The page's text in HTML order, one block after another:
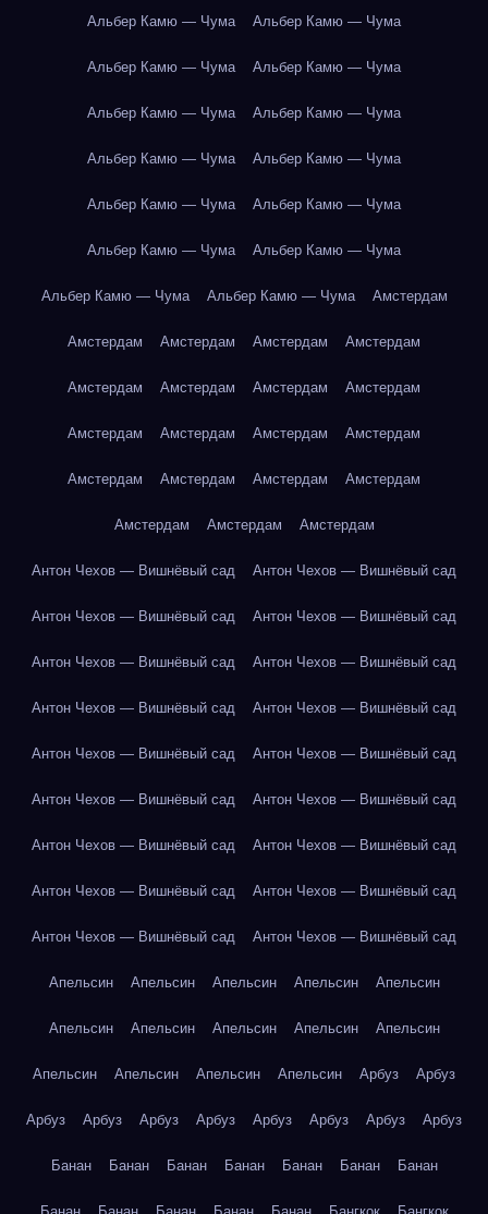
Альбер Камю — Чума Альбер Камю — Чума
Альбер Камю — Чума Альбер Камю — Чума
Альбер Камю — Чума Альбер Камю — Чума
Альбер Камю — Чума Альбер Камю — Чума
Альбер Камю — Чума Альбер Камю — Чума
Альбер Камю — Чума Альбер Камю — Чума
Альбер Камю — Чума Альбер Камю — Чума Амстердам
Амстердам Амстердам Амстердам Амстердам
Амстердам Амстердам Амстердам Амстердам
Амстердам Амстердам Амстердам Амстердам
Амстердам Амстердам Амстердам Амстердам
Амстердам Амстердам Амстердам
Антон Чехов — Вишнёвый сад Антон Чехов — Вишнёвый сад
Антон Чехов — Вишнёвый сад Антон Чехов — Вишнёвый сад
Антон Чехов — Вишнёвый сад Антон Чехов — Вишнёвый сад
Антон Чехов — Вишнёвый сад Антон Чехов — Вишнёвый сад
Антон Чехов — Вишнёвый сад Антон Чехов — Вишнёвый сад
Антон Чехов — Вишнёвый сад Антон Чехов — Вишнёвый сад
Антон Чехов — Вишнёвый сад Антон Чехов — Вишнёвый сад
Антон Чехов — Вишнёвый сад Антон Чехов — Вишнёвый сад
Антон Чехов — Вишнёвый сад Антон Чехов — Вишнёвый сад
Апельсин Апельсин Апельсин Апельсин Апельсин
Апельсин Апельсин Апельсин Апельсин Апельсин
Апельсин Апельсин Апельсин Апельсин Арбуз Арбуз
Арбуз Арбуз Арбуз Арбуз Арбуз Арбуз Арбуз Арбуз
Банан Банан Банан Банан Банан Банан Банан